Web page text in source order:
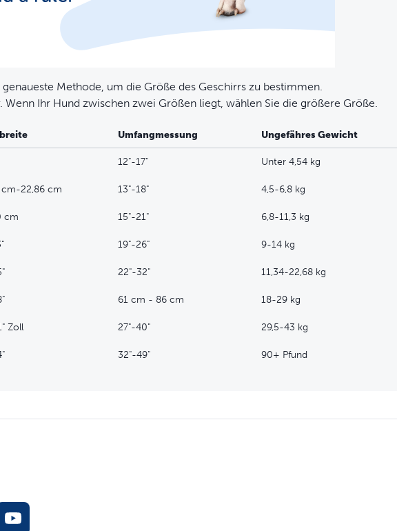
genaueste Methode, um die Größe des Geschirrs zu bestimmen.
Wenn Ihr Hund zwischen zwei Größen liegt, wählen Sie die größere Größe.
Umfangmessung Ungefähres Gewicht
12"-17" Unter 4,54 kg
22,86 cm 13"-18" 4,5-6,8 kg
cm 15"-21" 6,8-11,3 kg
19"-26" 9-14 kg
22"-32" 11,34-22,68 kg
61 cm - 86 cm 18-29 kg
Zoll 27"-40" 29,5-43 kg
32"-49" 90+ Pfund